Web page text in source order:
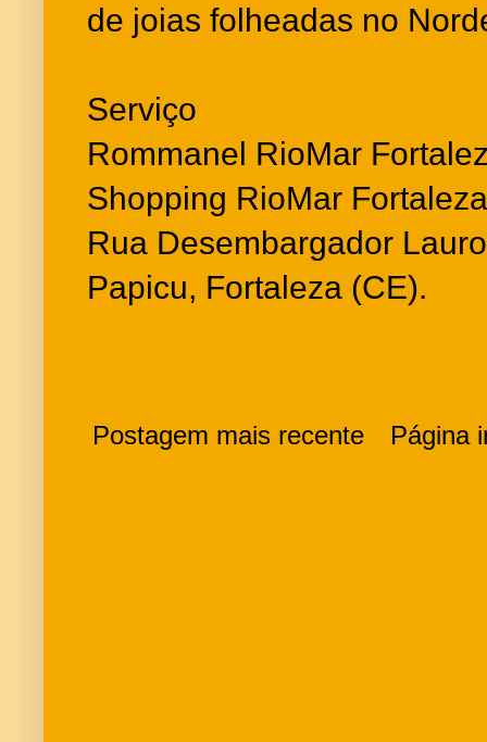
de joias folheadas no
Serviço
Rommanel RioMar
Shopping RioMar
Rua Desembargador
Papicu, Fortaleza (CE).
Postagem mais recente Página